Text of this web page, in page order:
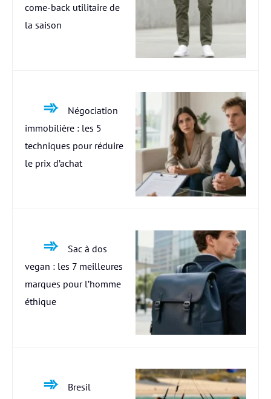
come-back utilitaire de
la saison
Négociation
immobilière : les 5
techniques pour réduire
le prix d’achat
Sac à dos
vegan : les 7 meilleures
marques pour l’homme
éthique
Bresil